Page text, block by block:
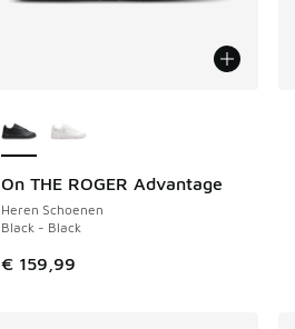
On THE ROGER Advantage
Heren Schoenen
Black - Black
€ 159,99